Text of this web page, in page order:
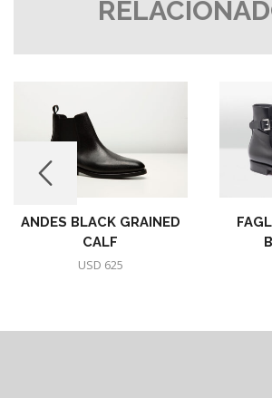
ANDES BLACK GRAINED
CALF
USD 625